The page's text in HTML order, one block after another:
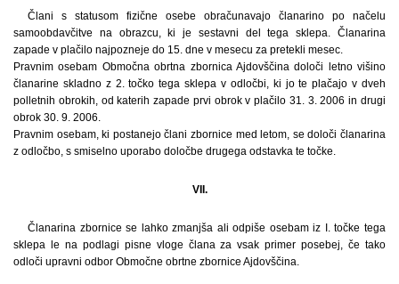
Člani s statusom fizične osebe obračunavajo članarino po načelu
samoobdavčitve na obrazcu, ki je sestavni del tega sklepa. Članarina
zapade v plačilo najpozneje do 15. dne v mesecu za pretekli mesec.
Pravnim osebam Območna obrtna zbornica Ajdovščina določi letno višino
članarine skladno z 2. točko tega sklepa v odločbi, ki jo te plačajo v dveh
polletnih obrokih, od katerih zapade prvi obrok v plačilo 31. 3. 2006 in drugi
obrok 30. 9. 2006.
Pravnim osebam, ki postanejo člani zbornice med letom, se določi članarina
z odločbo, s smiselno uporabo določbe drugega odstavka te točke.
VII.
Članarina zbornice se lahko zmanjša ali odpiše osebam iz I. točke tega
sklepa le na podlagi pisne vloge člana za vsak primer posebej, če tako
odloči upravni odbor Območne obrtne zbornice Ajdovščina.